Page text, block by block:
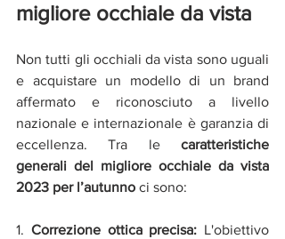
migliore occhiale da vista
Non tutti gli occhiali da vista sono uguali
e acquistare un modello di un brand
affermato e riconosciuto a livello
nazionale e internazionale è garanzia di
eccellenza. Tra le caratteristiche
generali del migliore occhiale da vista
2023 per l’autunno ci sono:
1. Correzione ottica precisa: L'obiettivo